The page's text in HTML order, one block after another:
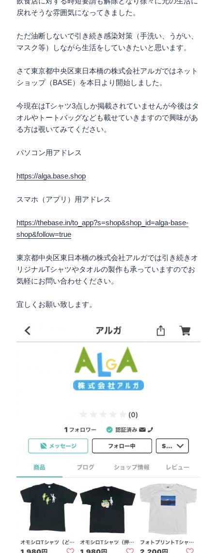
戻れそうな雰囲気になってきました。
ただ油断しないで引き続き感染対策（手洗い、うがい、
マスク等）しながら生活をしていきたいと思います。
さて東京都中央区東日本橋の株式会社アルガではネット
ショップ（BASE）を本日より開始しました。
今現在はTシャツ3点しか掲載されていませんが今後はタ
オルやトートバッグなども載せていきますので興味があ
る方は覗いてみてください。
パソコン用アドレス
https://alga.base.shop
スマホ（アプリ）用アドレス
https://thebase.in/to_app?s=shop&shop_id=alga-base-
shop&follow=true
東京都中央区東日本橋の株式会社アルガでは引き続きオ
リジナルTシャツやタオルの製作も承っていますのでお
気軽にお問い合わせください。
宜しくお願い致します。